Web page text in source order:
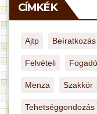
CÍMKÉK
Ajtp Beíratkozás
Felvételi
Menza Szakkör
Tehetséggondozás